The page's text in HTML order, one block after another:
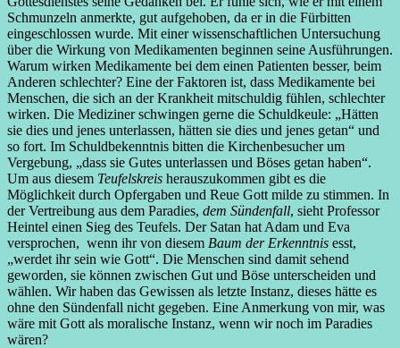
Schmunzeln anmerkte, gut aufgehoben, da er in die Fürbitten
eingeschlossen wurde. Mit einer wissenschaftlichen Untersuchung
über die Wirkung von Medikamenten beginnen seine Ausführungen.
Warum wirken Medikamente bei dem einen Patienten besser, beim
Anderen schlechter? Eine der Faktoren ist, dass Medikamente bei
Menschen, die sich an der Krankheit mitschuldig fühlen, schlechter
wirken. Die Mediziner schwingen gerne die Schuldkeule: „Hätten
sie dies und jenes unterlassen, hätten sie dies und jenes getan“ und
so fort. Im Schuldbekenntnis bitten die Kirchenbesucher um
Vergebung, „dass sie Gutes unterlassen und Böses getan haben“.
Um aus diesem Teufelskreis herauszukommen gibt es die
Möglichkeit durch Opfergaben und Reue Gott milde zu stimmen. In
der Vertreibung aus dem Paradies, dem Sündenfall, sieht Professor
Heintel einen Sieg des Teufels. Der Satan hat Adam und Eva
versprochen, wenn ihr von diesem Baum der Erkenntnis esst,
„werdet ihr sein wie Gott“. Die Menschen sind damit sehend
geworden, sie können zwischen Gut und Böse unterscheiden und
wählen. Wir haben das Gewissen als letzte Instanz, dieses hätte es
ohne den Sündenfall nicht gegeben. Eine Anmerkung von mir, was
wäre mit Gott als moralische Instanz, wenn wir noch im Paradies
wären?